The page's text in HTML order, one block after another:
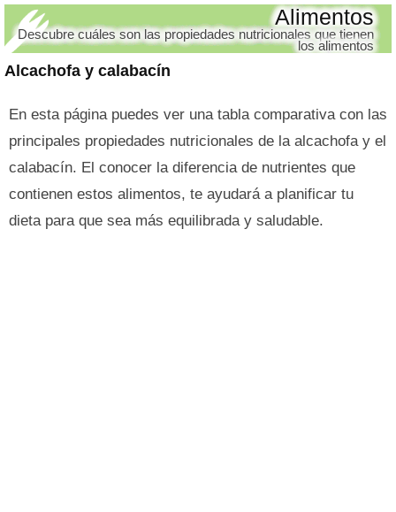
Alcachofa y calabacín
Alimentos
Descubre cuáles son las propiedades nutricionales que tienen
los alimentos
En esta página puedes ver una tabla comparativa con las
principales propiedades nutricionales de la alcachofa y el
calabacín. El conocer la diferencia de nutrientes que
contienen estos alimentos, te ayudará a planificar tu
dieta para que sea más equilibrada y saludable.